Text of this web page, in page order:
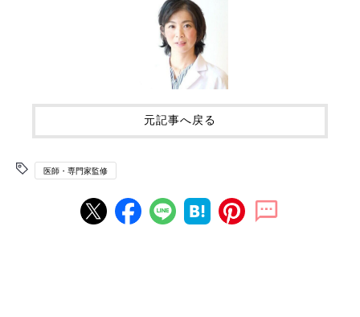
元記事へ戻る
医師・専門家監修